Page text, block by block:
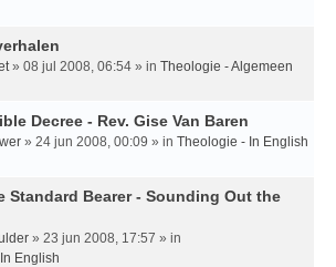
» 08 jul 2008, 06:54 » in Theologie - Algemeen
Decree - Rev. Gise Van Baren
» 24 jun 2008, 00:09 » in Theologie - In English
Standard Bearer - Sounding Out the
» 23 jun 2008, 17:57 » in
English